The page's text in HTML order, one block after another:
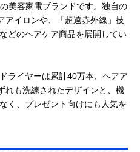
美容家電ブランドです。独自の
アイロンや、「超遠赤外線」技
どのヘアケア商品を展開してい
ライヤーは累計40万本、ヘアア
れも洗練されたデザインと、機
く、プレゼント向けにも人気を